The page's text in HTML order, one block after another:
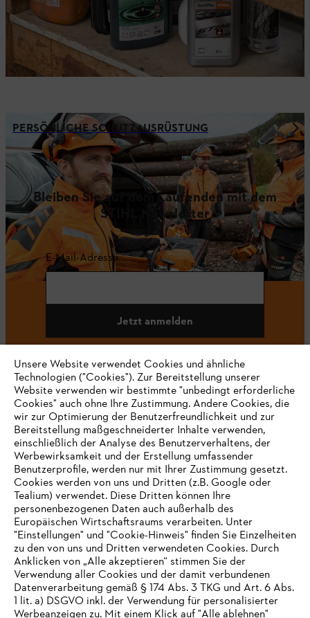
PERSÖNLICHE SCHUTZAUSRÜSTUNG
Bleiben Sie auf dem Laufenden mit dem
STIHL Newsletter
E-Mail-Adresse
Jetzt anmelden
#STIHL
Unternehmen
Häufig gestellte Fragen
IHR BROWSER WIRD NICHT
Unsere Website verwendet Cookies und ähnliche
Technologien ("Cookies"). Zur Bereitstellung unserer
Website verwenden wir bestimmte "unbedingt erforderliche
Cookies" auch ohne Ihre Zustimmung. Andere Cookies, die
wir zur Optimierung der Benutzerfreundlichkeit und zur
Bereitstellung maßgeschneiderter Inhalte verwenden,
einschließlich der Analyse des Benutzerverhaltens, der
Werbewirksamkeit und der Erstellung umfassender
Benutzerprofile, werden nur mit Ihrer Zustimmung gesetzt.
Cookies werden von uns und Dritten (z.B. Google oder
Tealium) verwendet. Diese Dritten können Ihre
personenbezogenen Daten auch außerhalb des
Europäischen Wirtschaftsraums verarbeiten. Unter
"Einstellungen" und "Cookie-Hinweis" finden Sie Einzelheiten
zu den von uns und Dritten verwendeten Cookies. Durch
Anklicken von „Alle akzeptieren“ stimmen Sie der
Verwendung aller Cookies und der damit verbundenen
Datenverarbeitung gemäß § 174 Abs. 3 TKG und Art. 6 Abs.
1 lit. a) DSGVO inkl. der Verwendung für personalisierter
Werbeanzeigen zu. Mit einem Klick auf "Alle ablehnen"